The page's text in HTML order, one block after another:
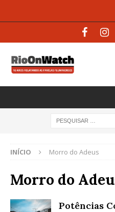
INÍCIO Morro do Adeus
Morro do
Potências